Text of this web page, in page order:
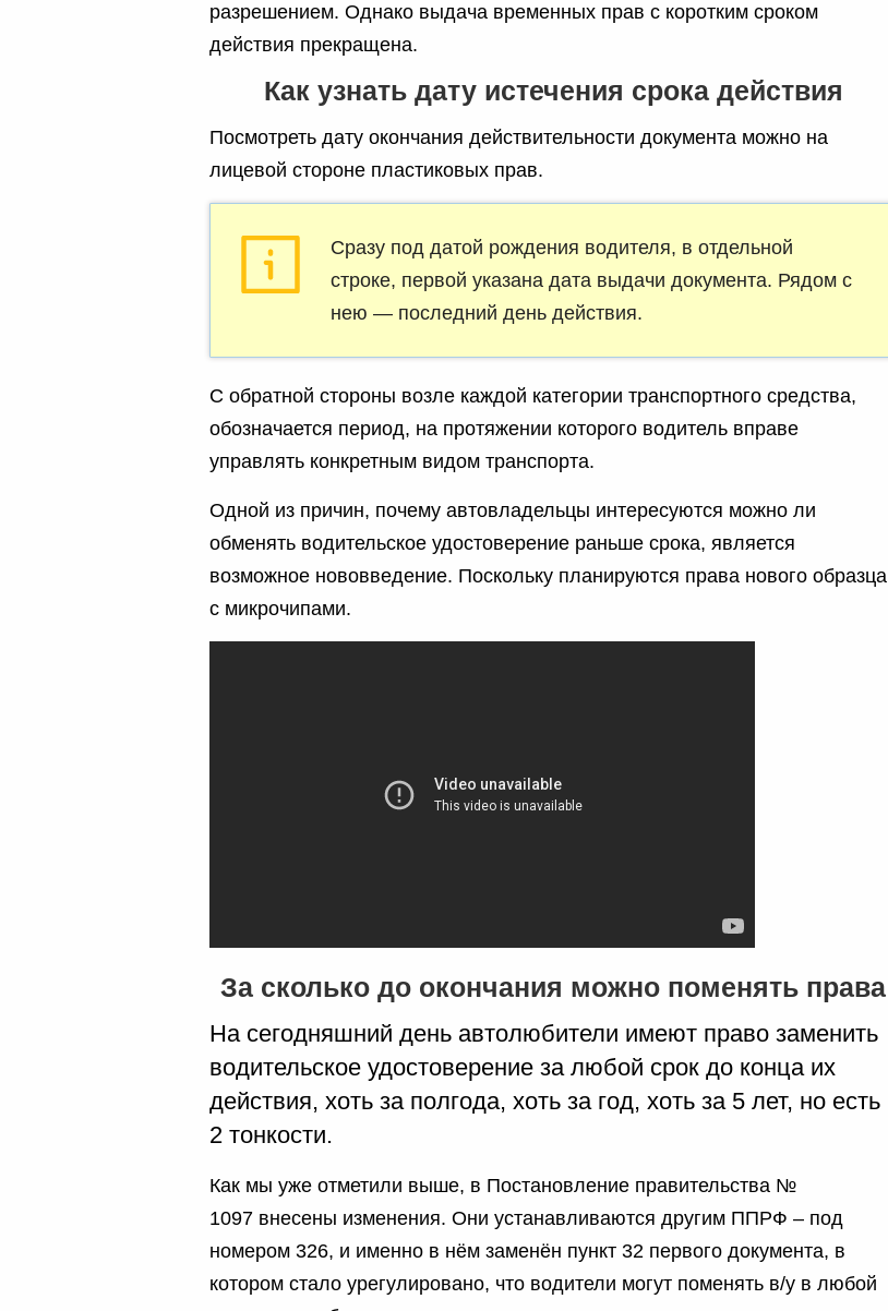
разрешением. Однако выдача временных прав с коротким сроком
действия прекращена.
Как узнать дату истечения срока действия
Посмотреть дату окончания действительности документа можно на
лицевой стороне пластиковых прав.
Сразу под датой рождения водителя, в отдельной
строке, первой указана дата выдачи документа. Рядом с
нею — последний день действия.
С обратной стороны возле каждой категории транспортного средства,
обозначается период, на протяжении которого водитель вправе
управлять конкретным видом транспорта.
Одной из причин, почему автовладельцы интересуются можно ли
обменять водительское удостоверение раньше срока, является
возможное нововведение. Поскольку планируются права нового образца
с микрочипами.
За сколько до окончания можно поменять права
На сегодняшний день автолюбители имеют право заменить
водительское удостоверение за любой срок до конца их
действия, хоть за полгода, хоть за год, хоть за 5 лет, но есть
2 тонкости.
Как мы уже отметили выше, в Постановление правительства №
1097 внесены изменения. Они устанавливаются другим ППРФ – под
номером 326, и именно в нём заменён пункт 32 первого документа, в
котором стало урегулировано, что водители могут поменять в/у в любой